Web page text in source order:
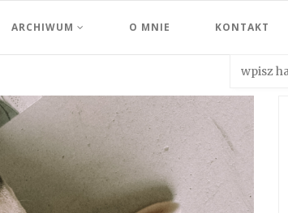
ARCHIWUM O MNIE KONTAKT